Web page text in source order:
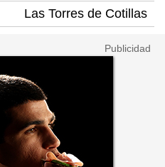
Las Torres de Cotillas